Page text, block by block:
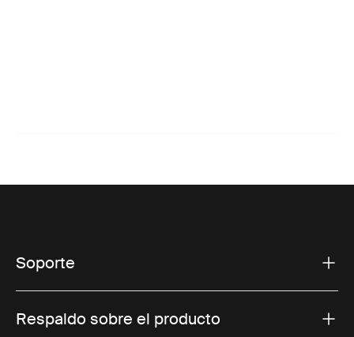
Soporte
Respaldo sobre el producto